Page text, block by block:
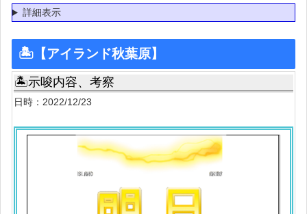
詳細表示
🏝【アイランド秋葉原】
🏝示唆内容、考察
日時：2022/12/23